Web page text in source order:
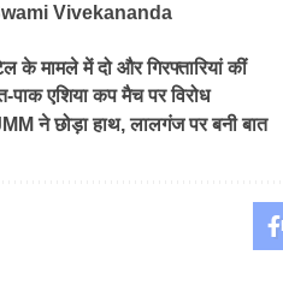
Vivekananda
के मामले में दो और गिरफ्तारियां कीं
एशिया कप मैच पर विरोध
ने छोड़ा हाथ, लालगंज पर बनी बात